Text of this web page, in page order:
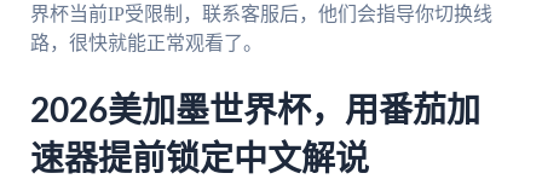
界杯当前IP受限制，联系客服后，他们会指导你切换线
路，很快就能正常观看了。
2026美加墨世界杯，用番茄加
速器提前锁定中文解说